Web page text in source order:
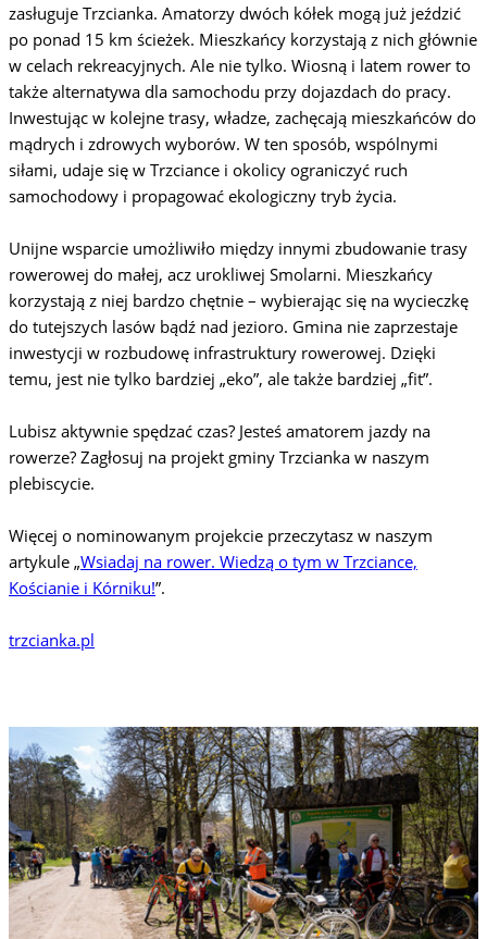
zasługuje Trzcianka. Amatorzy dwóch kółek mogą już jeździć
po ponad 15 km ścieżek. Mieszkańcy korzystają z nich głównie
w celach rekreacyjnych. Ale nie tylko. Wiosną i latem rower to
także alternatywa dla samochodu przy dojazdach do pracy.
Inwestując w kolejne trasy, władze, zachęcają mieszkańców do
mądrych i zdrowych wyborów. W ten sposób, wspólnymi
siłami, udaje się w Trzciance i okolicy ograniczyć ruch
samochodowy i propagować ekologiczny tryb życia.
Unijne wsparcie umożliwiło między innymi zbudowanie trasy
rowerowej do małej, acz urokliwej Smolarni. Mieszkańcy
korzystają z niej bardzo chętnie – wybierając się na wycieczkę
do tutejszych lasów bądź nad jezioro. Gmina nie zaprzestaje
inwestycji w rozbudowę infrastruktury rowerowej. Dzięki
temu, jest nie tylko bardziej „eko”, ale także bardziej „fit”.
Lubisz aktywnie spędzać czas? Jesteś amatorem jazdy na
rowerze? Zagłosuj na projekt gminy Trzcianka w naszym
plebiscycie.
Więcej o nominowanym projekcie przeczytasz w naszym
artykule „Wsiadaj na rower. Wiedzą o tym w Trzciance,
Kościanie i Kórniku!”.
trzcianka.pl